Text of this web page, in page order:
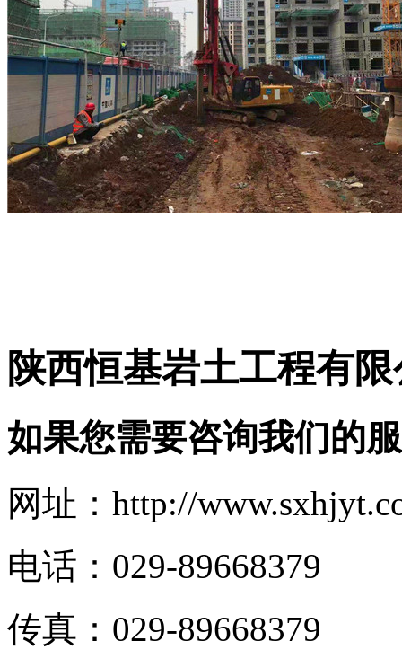
陕西恒基岩土工程有
如果您需要咨询我们的
网址：http://
电话：029-89668379
传真：029-89668379